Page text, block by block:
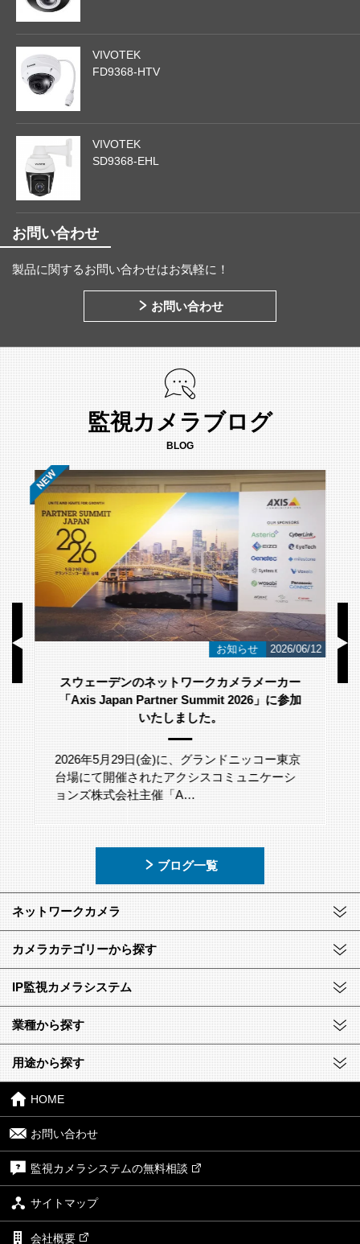
VIVOTEK
FD9368-HTV
VIVOTEK
SD9368-EHL
お問い合わせ
製品に関するお問い合わせはお気軽に！
お問い合わせ
監視カメラブログ
BLOG
23 お知らせ 2026/06/12
スウェーデンのネットワークカメラメーカー
「Axis Japan Partner Summit 2026」に参加
いたしました。
2026年5月29日(金)に、グランドニッコー東京
台場にて開催されたアクシスコミュニケーシ
ョンズ株式会社主催「A…
ブログ一覧
ネットワークカメラ
カメラカテゴリーから探す
IP監視カメラシステム
業種から探す
用途から探す
HOME
お問い合わせ
監視カメラシステムの無料相談
サイトマップ
会社概要